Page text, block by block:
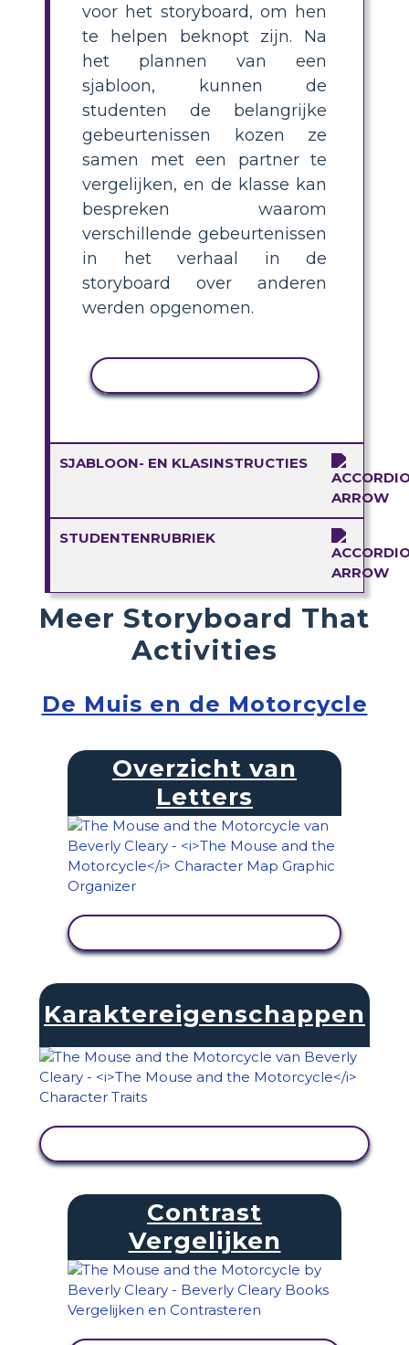
voor het storyboard, om hen
te helpen beknopt zijn. Na
het plannen van een
sjabloon, kunnen de
studenten de belangrijke
gebeurtenissen kozen ze
samen met een partner te
vergelijken, en de klasse kan
bespreken waarom
verschillende gebeurtenissen
in het verhaal in de
storyboard over anderen
werden opgenomen.
SJABLOON- EN KLASINSTRUCTIES
STUDENTENRUBRIEK
Meer Storyboard That
Activities
De Muis en de Motorcycle
Overzicht van
Letters
Karaktereigenschappen
Contrast
Vergelijken